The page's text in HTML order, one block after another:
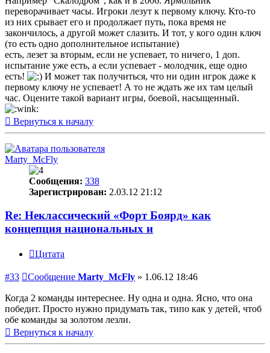
переворачивает часы. Игроки лезут к первому ключу. Кто-то
из них срывает его и продолжает путь, пока время не
закончилось, а другой может слазить. И тот, у кого один ключ
(то есть одно дополнительное испытание)
есть, лезет за вторым, если не успевает, то ничего, 1 доп.
испытание уже есть, а если успевает - молодчик, еще одно
есть!
И может так получиться, что ни один игрок даже к
первому ключу не успевает! А то не ждать же их там целый
час. Оцените такой вариант игры, боевой, насыщенный.
Вернуться к началу
Marty_McFly
Сообщения: 338
Зарегистрирован: 2.03.12 21:12
Re: Неклассический «Форт Боярд» как
концепция национальных и
Цитата
#33 Сообщение Marty_McFly » 1.06.12 18:46
Когда 2 команды интереснее. Ну одна и одна. Ясно, что она
победит. Просто нужно придумать так, типо как у детей, чтоб
обе команды за золотом лезли.
Вернуться к началу